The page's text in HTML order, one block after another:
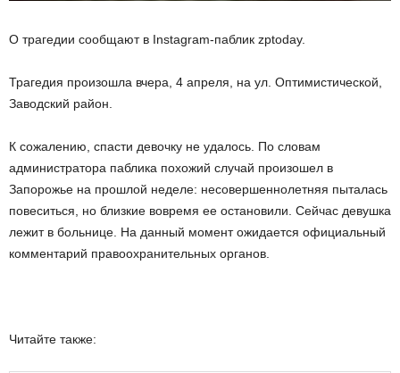
О трагедии сообщают в Instagram-паблик zptoday.
Трагедия произошла вчера, 4 апреля, на ул. Оптимистической,
Заводский район.
К сожалению, спасти девочку не удалось. По словам
администратора паблика похожий случай произошел в
Запорожье на прошлой неделе: несовершеннолетняя пыталась
повеситься, но близкие вовремя ее остановили. Сейчас девушка
лежит в больнице. На данный моментожидается официальный
комментарий правоохранительных органов.
Читайте также: